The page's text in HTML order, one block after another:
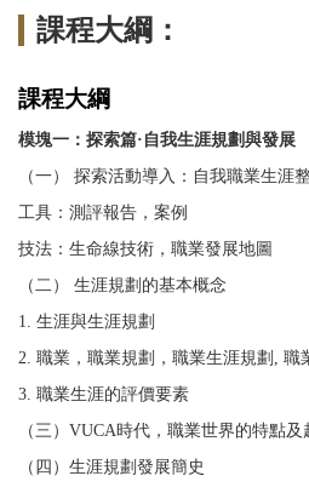
課程大綱：
課程大綱
模塊一：探索篇·自我生涯規劃與發展
（一） 探索活動導入：自我職業生涯
工具：測評報告，案例
技法：生命線技術，職業發展地圖
（二） 生涯規劃的基本概念
1. 生涯與生涯規劃
2. 職業，職業規劃，職業生涯規劃, 職
3. 職業生涯的評價要素
（三）VUCA時代，職業世界的特點及
（四）生涯規劃發展簡史